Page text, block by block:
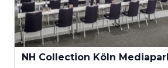
NH Collection Köln